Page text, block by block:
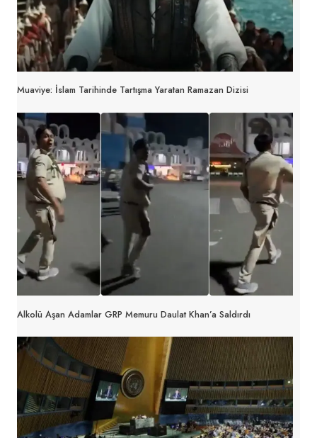
Muaviye: İslam Tarihinde Tartışma Yaratan Ramazan Dizisi
Alkolü Aşan Adamlar GRP Memuru Daulat Khan’a Saldırdı